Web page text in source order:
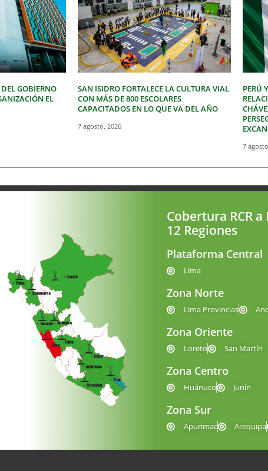
GOBIERNO
EL
SAN ISIDRO FORTALECE LA CULTURA VIAL
CON MÁS DE 800 ESCOLARES
CAPACITADOS EN LO QUE VA DEL AÑO
7 agosto, 2026
PERÚ
7
Cobertura RCR
12 Regiones
Plataforma Central
Lima
Zona Norte
Lima Provincias
Zona Oriente
Loreto San Martín
Zona Centro
Huánuco Junín
Zona Sur
Apurimac Arequipa